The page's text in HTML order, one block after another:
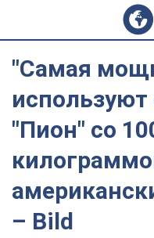
"Самая
"Пион" со
– Bild